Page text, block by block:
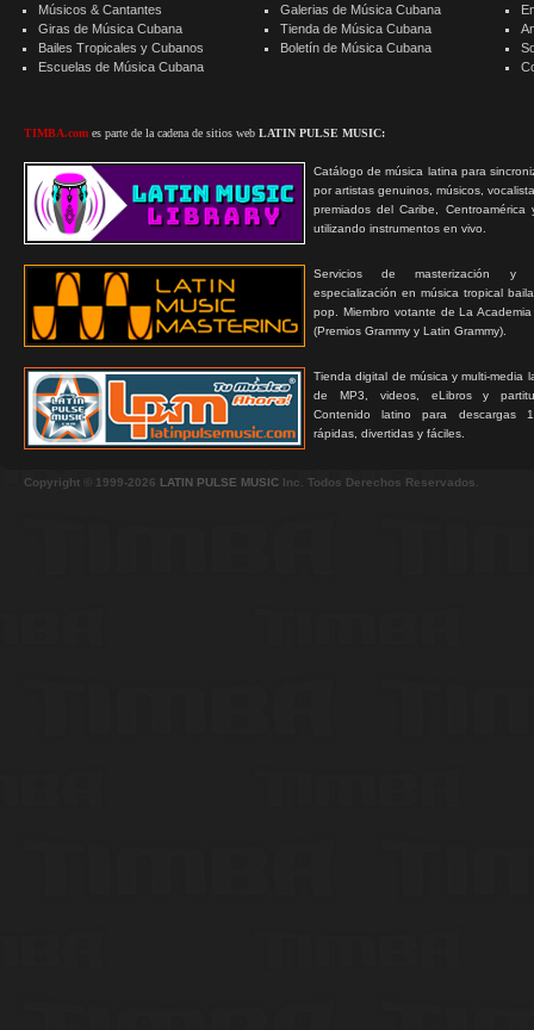
Músicos & Cantantes
Giras de Música Cubana
Bailes Tropicales y Cubanos
Escuelas de Música Cubana
TIMBA.com es parte de la cadena de sitios web LATIN PULSE MUSIC:
Catálogo de música latina para
por artistas genuinos, músicos,
premiados del Caribe, Centroamérica
utilizando instrumentos en vivo.
Servicios de masterización y
especialización en música tropical
pop. Miembro votante de La
(Premios Grammy y Latin Grammy).
Tienda digital de música y multi-media
de MP3, videos, eLibros y
Contenido latino para descargas
rápidas, divertidas y fáciles.
Galerias de Música Cubana
Tienda de Música Cubana
Boletín de Música Cubana
Copyright © 1999-2026 LATIN PULSE MUSIC Inc. Todos Derechos Reservados.